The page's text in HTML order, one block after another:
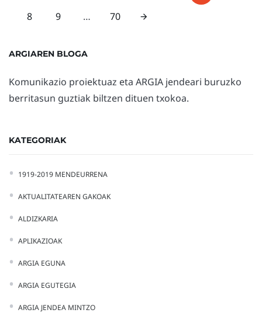
8
9 … 70
ARGIAREN BLOGA
Komunikazio proiektuaz eta ARGIA jendeari buruzko
berritasun guztiak biltzen dituen txokoa.
KATEGORIAK
1919-2019 MENDEURRENA
AKTUALITATEAREN GAKOAK
ALDIZKARIA
APLIKAZIOAK
ARGIA EGUNA
ARGIA EGUTEGIA
ARGIA JENDEA MINTZO